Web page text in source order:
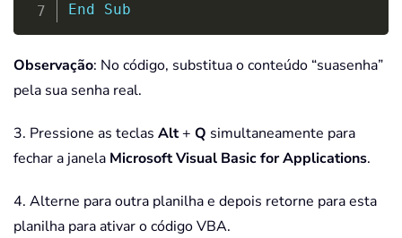
End
Sub
Observação: No código, substitua o conteúdo “suasenha”
pela sua senha real.
3. Pressione as teclas Alt+ Q simultaneamente para
fechar a janela Microsoft Visual Basic for Applications.
4. Alterne para outra planilha e depois retorne para esta
planilha para ativar o código VBA.